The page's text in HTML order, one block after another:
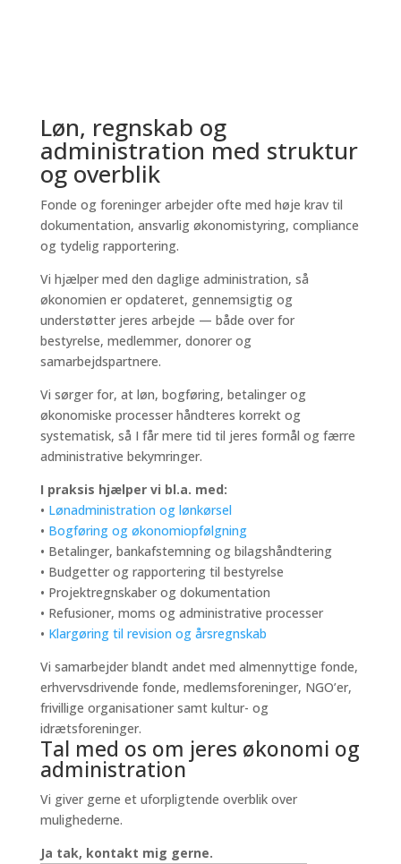
Løn, regnskab og
administration med struktur
og overblik
Fonde og foreninger arbejder ofte med høje krav til
dokumentation, ansvarlig økonomistyring, compliance
og tydelig rapportering.
Vi hjælper med den daglige administration, så
økonomien er opdateret, gennemsigtig og
understøtter jeres arbejde — både over for
bestyrelse, medlemmer, donorer og
samarbejdspartnere.
Vi sørger for, at løn, bogføring, betalinger og
økonomiske processer håndteres korrekt og
systematisk, så I får mere tid til jeres formål og færre
administrative bekymringer.
I praksis hjælper vi bl.a. med:
• Lønadministration og lønkørsel
• Bogføring og økonomiopfølgning
• Betalinger, bankafstemning og bilagshåndtering
• Budgetter og rapportering til bestyrelse
• Projektregnskaber og dokumentation
• Refusioner, moms og administrative processer
• Klargøring til revision og årsregnskab
Vi samarbejder blandt andet med almennyttige fonde,
erhvervsdrivende fonde, medlemsforeninger, NGO’er,
frivillige organisationer samt kultur- og
idrætsforeninger.
Tal med os om jeres økonomi og
administration
Vi giver gerne et uforpligtende overblik over
mulighederne.
Ja tak, kontakt mig gerne.